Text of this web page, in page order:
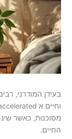
בעידן המודרני,
מסוכנות, כאשר
החיים.